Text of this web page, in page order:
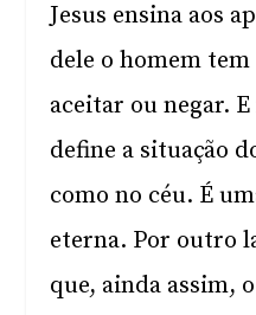
Jesus ensina aos
dele o homem
aceitar ou negar.
define a situação
como no céu. É
eterna. Por outro
que, ainda assim,